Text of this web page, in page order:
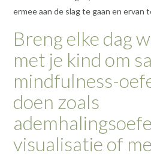
ermee aan de slag te gaan en ervan
Breng elke dag
met je kind om
mindfulness-
doen zoals
visualisatie of